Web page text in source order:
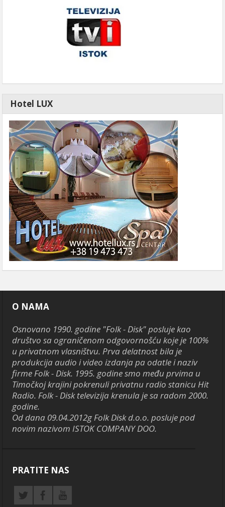
Hotel LUX
O NAMA
Osnovano 1990. godine "Folk - Disk" posluje kao
društvo sa ograničenom odgovornošću koje je 100%
u privatnom vlasništvu. Prva delatnost bila je
produkcija audio i video izdanja pa odatle i naziv
firme Folk - Disk. 1995. godine smo među prvima u
Timočkoj krajini pokrenuli privatnu radio stanicu Hit
Radio. Folk - Disk televizija krenula je sa radom 2000.
godine.
Od dana 09.04.2012g Folk Disk d.o.o. posluje pod
novim nazivom ISTOK COMPANY DOO.
PRATITE NAS